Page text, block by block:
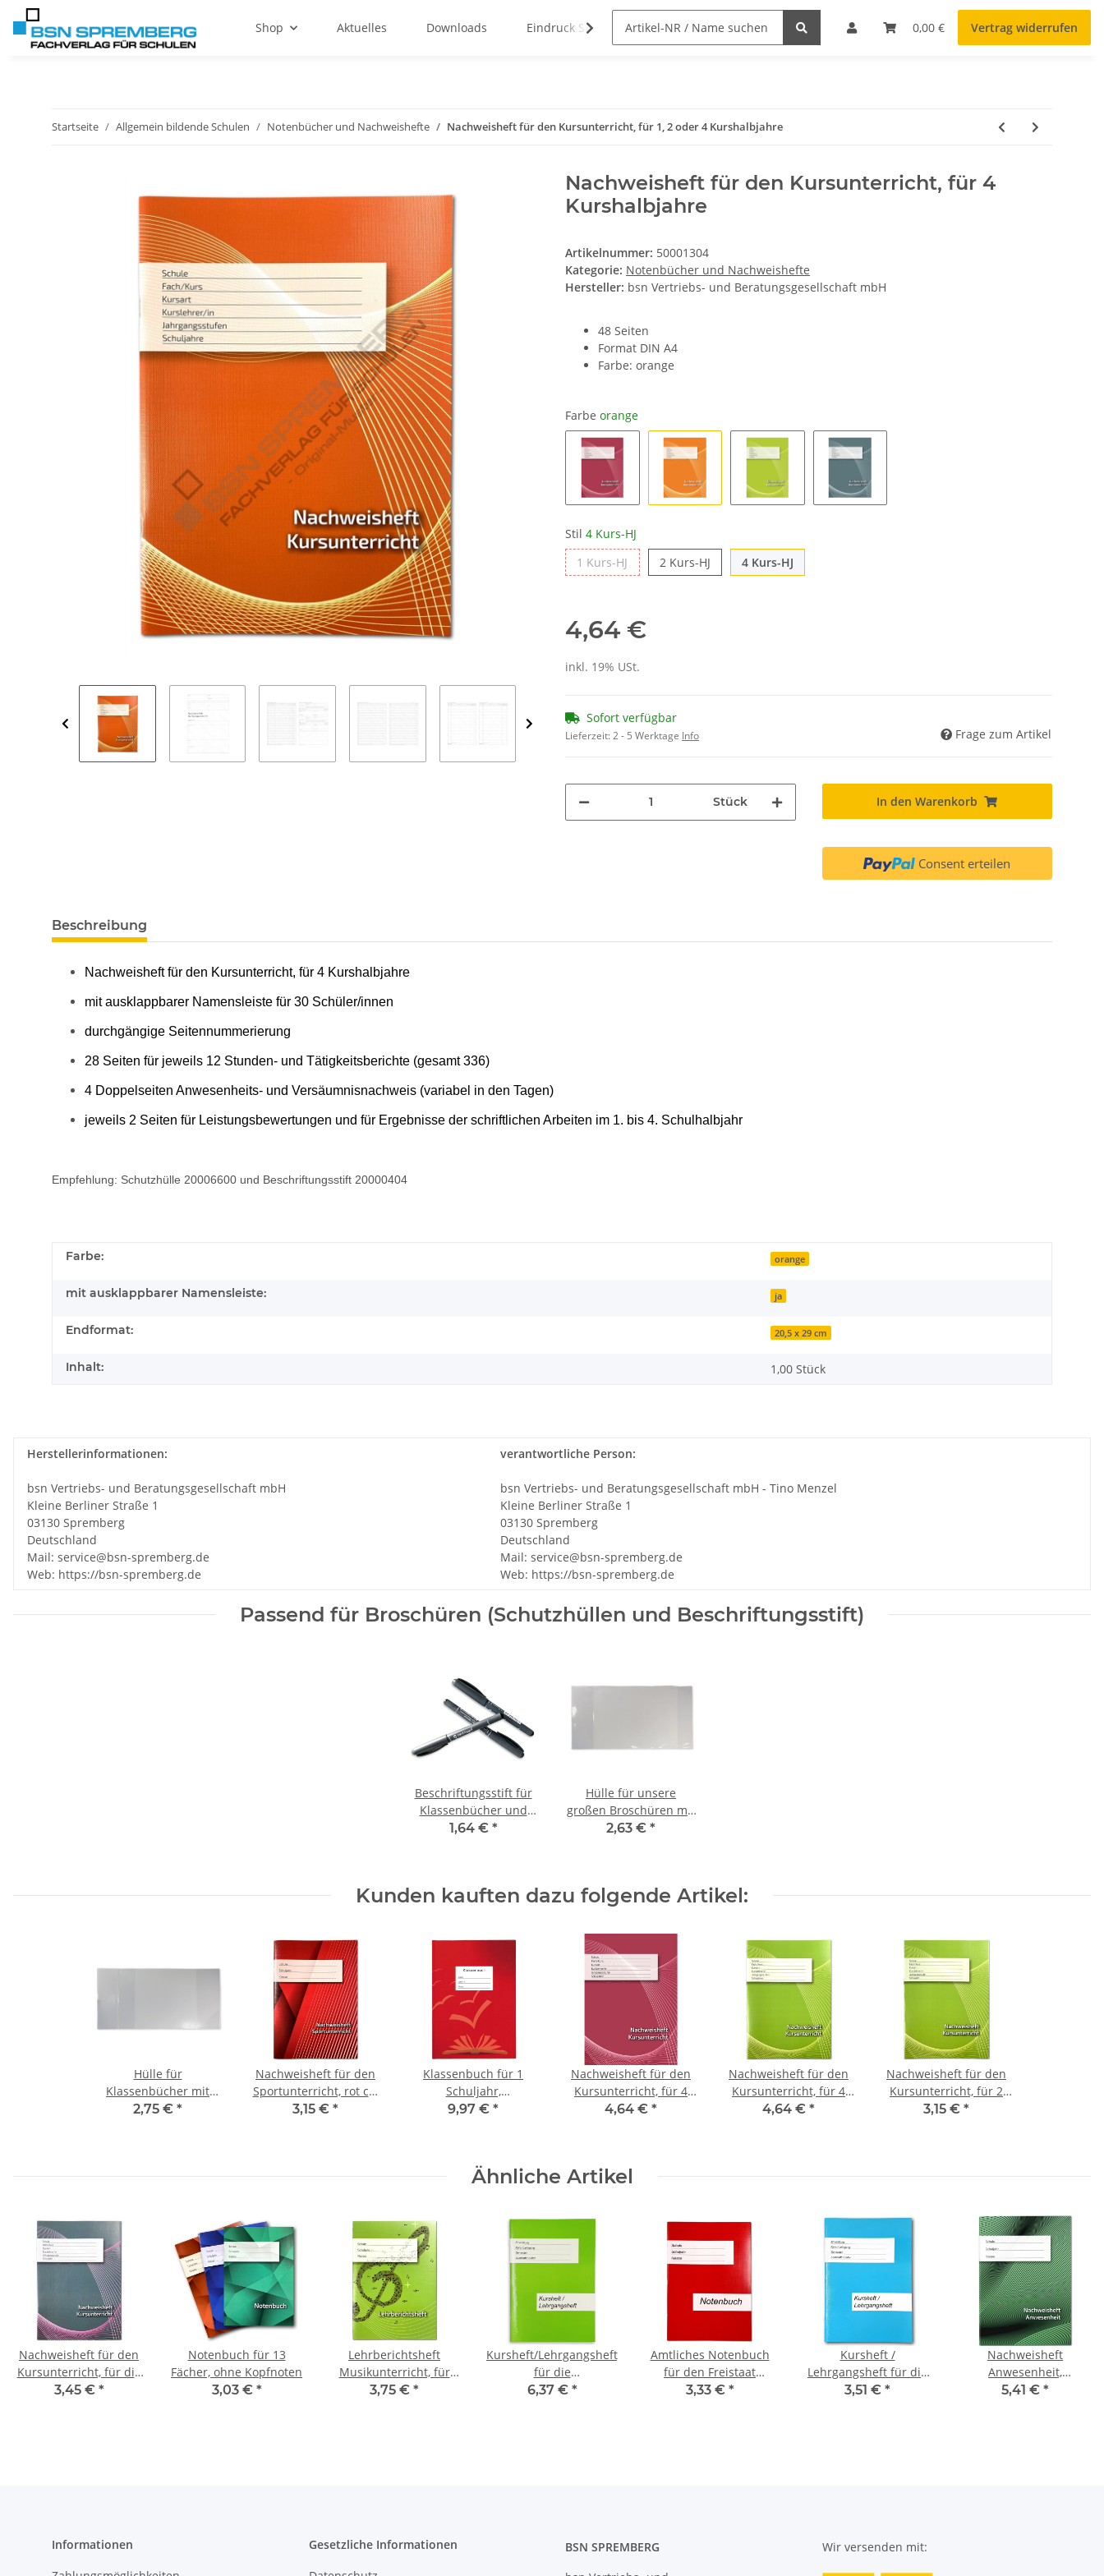
0,00 € Vertrag widerrufen
Shop Aktuelles Downloads Eindruck Service
Startseite Allgemein bildende Schulen Notenbücher und Nachweishefte Nachweisheft für den Kursunterricht, für 1, 2 oder 4 Kurshalbjahre
Nachweisheft für den Kursunterricht, für 4
Kurshalbjahre
Artikelnummer: 50001304
Kategorie: Notenbücher und Nachweishefte
Hersteller: bsn Vertriebs- und Beratungsgesellschaft mbH
48 Seiten
Format DIN A4
Farbe: orange
Farbe orange
Stil 4 Kurs-HJ
1 Kurs-HJ
2 Kurs-HJ 4 Kurs-HJ
4,64 €
inkl. 19% USt.
Sofort verfügbar
Lieferzeit:2 - 5 Werktage Info Frage zum Artikel
Stück In den Warenkorb
Consent erteilen
Beschreibung
Nachweisheft für den Kursunterricht, für 4 Kurshalbjahre
mit ausklappbarer Namensleiste für 30 Schüler/innen
durchgängige Seitennummerierung
28 Seiten für jeweils 12 Stunden- und Tätigkeitsberichte (gesamt 336)
4 Doppelseiten Anwesenheits- und Versäumnisnachweis (variabel in den Tagen)
jeweils 2 Seiten für Leistungsbewertungen und für Ergebnisse der schriftlichen Arbeiten im 1. bis 4. Schulhalbjahr
Empfehlung: Schutzhülle 20006600 und Beschriftungsstift 20000404
Farbe: orange
mit ausklappbarer Namensleiste: ja
Endformat: 20,5 x 29 cm
Inhalt: 1,00 Stück
Herstellerinformationen:
bsn Vertriebs- und Beratungsgesellschaft mbH
Kleine Berliner Straße 1
03130 Spremberg
Deutschland
Mail: service@bsn-spremberg.de
Web: https://bsn-spremberg.de
verantwortliche Person:
bsn Vertriebs- und Beratungsgesellschaft mbH - Tino Menzel
Kleine Berliner Straße 1
03130 Spremberg
Deutschland
Mail: service@bsn-spremberg.de
Web: https://bsn-spremberg.de
Passend für Broschüren (Schutzhüllen und Beschriftungsstift)
Beschriftungsstift für
Klassenbücher und
Nachweishefte,
1,64 € *
Hülle für unsere
großen Broschüren mit
ausklappbarer
2,63 € *
Kunden kauften dazu folgende Artikel:
Hülle für
Klassenbücher mit
ausklappbarer
2,75 € *
Nachweisheft für den
Sportunterricht, rot ca.
A5
3,15 € *
Klassenbuch für 1
Schuljahr,
Stundenberichte von
9,97 € *
Nachweisheft für den
Kursunterricht, für 4
Kurshalbjahre
4,64 € *
Nachweisheft für den
Kursunterricht, für 4
Kurshalbjahre
4,64 € *
Nachweisheft für den
Kursunterricht, für 2
Kurshalbjahre
3,15 € *
Ähnliche Artikel
Nachweisheft für den
Kursunterricht, für die
Sekundarstufe I
3,45 € *
Notenbuch für 13
Fächer, ohne Kopfnoten
3,03 € *
Lehrberichtsheft
Musikunterricht, für
den Gruppenunterricht
3,75 € *
Kursheft/Lehrgangsheft,
für die
Erwachsenenbildung,
6,37 € *
Amtliches Notenbuch
für den Freistaat
Sachsen, für 10 Fächer,
3,33 € *
Kursheft /
Lehrgangsheft für die
Erwachsenenbildung
3,51 € *
Nachweisheft
Anwesenheit,
stundenweise für
5,41 € *
Informationen Gesetzliche Informationen
BSN SPREMBERG
Wir versenden mit: